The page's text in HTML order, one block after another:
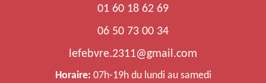
01 60 18 62 69
06 50 73 00 34
lefebvre.2311@gmail.com
Horaire: 07h-19h du lundi au samedi